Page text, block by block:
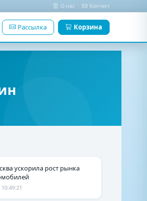
О нас Контакт
Рассылка Корзина
ускорила рост рынка